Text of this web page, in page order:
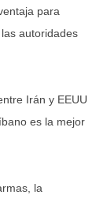
para
autoridades
Irán y EEUU
es la mejor
la